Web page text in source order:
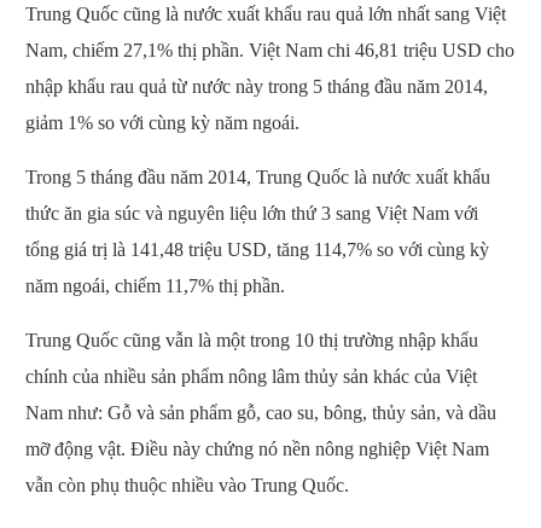
Trung Quốc cũng là nước xuất khẩu rau quả lớn nhất sang Việt
Nam, chiếm 27,1% thị phần. Việt Nam chi 46,81 triệu USD cho
nhập khẩu rau quả từ nước này trong 5 tháng đầu năm 2014,
giảm 1% so với cùng kỳ năm ngoái.
Trong 5 tháng đầu năm 2014, Trung Quốc là nước xuất khẩu
thức ăn gia súc và nguyên liệu lớn thứ 3 sang Việt Nam với
tổng giá trị là 141,48 triệu USD, tăng 114,7% so với cùng kỳ
năm ngoái, chiếm 11,7% thị phần.
Trung Quốc cũng vẫn là một trong 10 thị trường nhập khẩu
chính của nhiều sản phẩm nông lâm thủy sản khác của Việt
Nam như: Gỗ và sản phẩm gỗ, cao su, bông, thủy sản, và dầu
mỡ động vật. Điều này chứng nó nền nông nghiệp Việt Nam
vẫn còn phụ thuộc nhiều vào Trung Quốc.